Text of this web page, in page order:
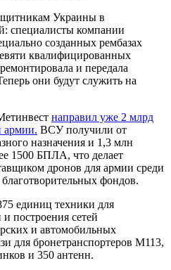
Украины в
специалисты компании
созданных рембазах
квалифицированных
и передала
они будут служить на
направил уже 2 млрд
армии. ВСУ получили от
назначения и 1,3 млн
1500 БПЛА, что делает
дронов для армии среди
фондов.
единиц техники для
построения сетей
и автомобильных
для бронетранспортеров М113,
и 350 антенн.